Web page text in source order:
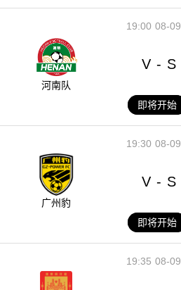
08-09
19:00
河南队
V - S
即将开始
08-09
19:30
广州豹
V - S
即将开始
08-09
19:35